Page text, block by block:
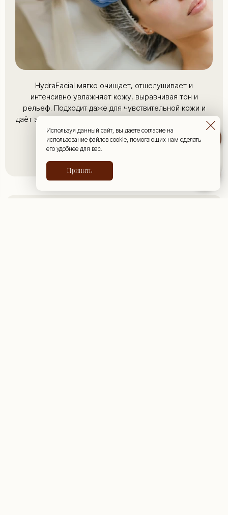
Используя данный сайт, вы даете согласие на
использование файлов cookie, помогающих нам сделать
его удобнее для вас.
Принять
HydraFacial мягко очищает, отшелушивает и
интенсивно увлажняет кожу, выравнивая тон и
рельеф. Подходит даже для чувствительной кожи и
даёт заметный «голливудский» glow уже после первой
процедуры.
Подробнее